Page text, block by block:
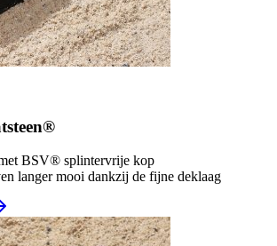
BSV® splintervrije kop
langer mooi dankzij de fijne deklaag